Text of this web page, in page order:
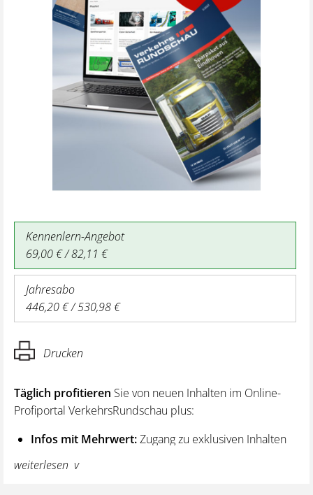
Kennenlern-Angebot
69,00 € / 82,11 €
Jahresabo
446,20 € / 530,98 €
Drucken
Täglich profitieren Sie von neuen Inhalten im Online-
Profiportal VerkehrsRundschau plus:
Infos mit Mehrwert:Zugang zu exklusiven Inhalten
und Hintergrundwissen – von aktuellen Regelungen
wie z. B. bei den Lenk- und Ruhezeiten,
weiterlesen